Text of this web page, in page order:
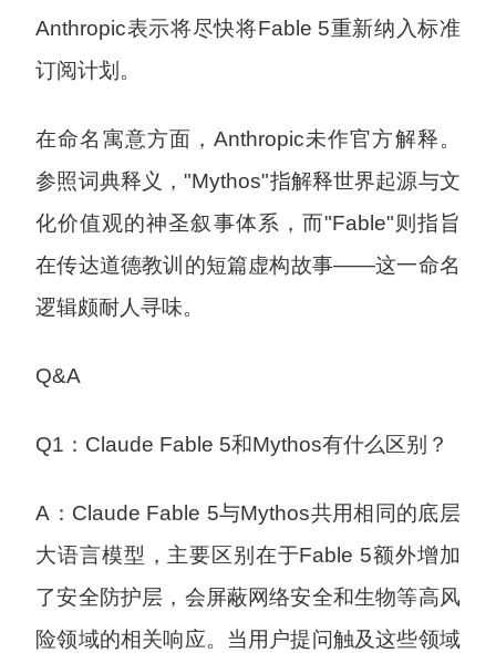
Anthropic表示将尽快将Fable 5重新纳入标准
订阅计划。
在命名寓意方面，Anthropic未作官方解释。
参照词典释义，"Mythos"指解释世界起源与文
化价值观的神圣叙事体系，而"Fable"则指旨
在传达道德教训的短篇虚构故事——这一命名
逻辑颇耐人寻味。
Q&A
Q1：Claude Fable 5和Mythos有什么区别？
A：Claude Fable 5与Mythos共用相同的底层
大语言模型，主要区别在于Fable 5额外增加
了安全防护层，会屏蔽网络安全和生物等高风
险领域的相关响应。当用户提问触及这些领域